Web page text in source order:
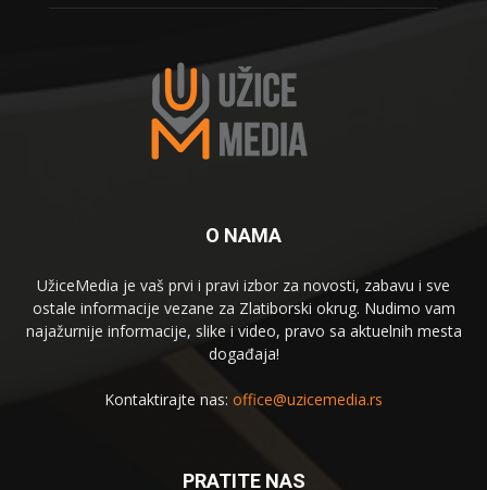
O NAMA
UžiceMedia je vaš prvi i pravi izbor za novosti, zabavu i sve
ostale informacije vezane za Zlatiborski okrug. Nudimo vam
najažurnije informacije, slike i video, pravo sa aktuelnih mesta
događaja!
Kontaktirajte nas: office@uzicemedia.rs
PRATITE NAS